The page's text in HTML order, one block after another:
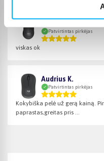
Patvirtintas pirkėjas
viskas ok
Audrius K.
Patvirtintas pirkėjas
Kokybiška pelė už gerą kainą.
paprastas,greitas pris ...